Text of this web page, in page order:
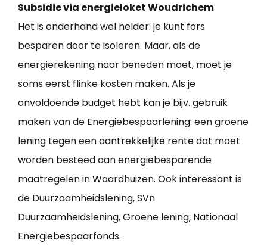
Subsidie via energieloket Woudrichem
Het is onderhand wel helder: je kunt fors
besparen door te isoleren. Maar, als de
energierekening naar beneden moet, moet je
soms eerst flinke kosten maken. Als je
onvoldoende budget hebt kan je bijv. gebruik
maken van de Energiebespaarlening: een groene
lening tegen een aantrekkelijke rente dat moet
worden besteed aan energiebesparende
maatregelen in Waardhuizen. Ook interessant is
de Duurzaamheidslening, SVn
Duurzaamheidslening, Groene lening, Nationaal
Energiebespaarfonds.